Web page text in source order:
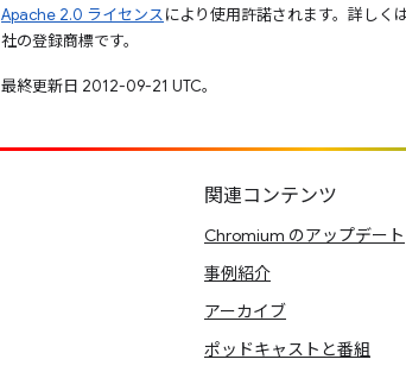
Apache 2.0 ライセンスにより使用許諾されます。詳しくは
社の登録商標です。
最終更新日 2012-09-21 UTC。
関連コンテンツ
Chromium のアップデート
事例紹介
アーカイブ
ポッドキャストと番組